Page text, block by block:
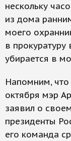
нескольку
из дома
моего
в
убирается в
Напомним, что
октября мэр
заявил о
президенты
его команда